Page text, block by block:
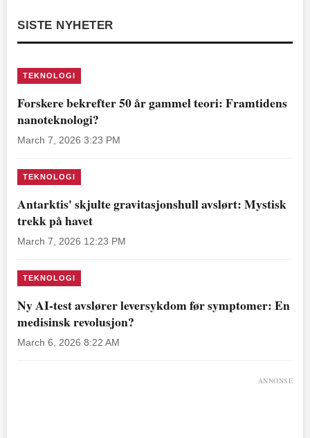
SISTE NYHETER
TEKNOLOGI
Forskere bekrefter 50 år gammel teori: Framtidens
nanoteknologi?
March 7, 2026 3:23 PM
TEKNOLOGI
Antarktis' skjulte gravitasjonshull avslørt: Mystisk
trekk på havet
March 7, 2026 12:23 PM
TEKNOLOGI
Ny AI-test avslører leversykdom før symptomer: En
medisinsk revolusjon?
March 6, 2026 8:22 AM
ANNONSE